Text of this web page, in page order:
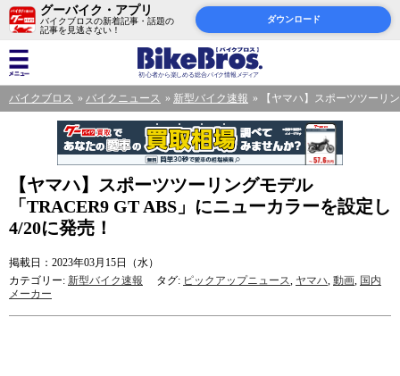
グーバイク・アプリ
バイクブロスの新着記事・話題の
記事を見逃さない！
ダウンロード
バイクブロス バイクニュース 新型バイク速報 【ヤマハ】スポーツツーリ
【ヤマハ】スポーツツーリングモデル
「TRACER9 GT ABS」にニューカラーを設定し
4/20に発売！
掲載日：2023年03月15日（水）
カテゴリー: 新型バイク速報 タグ: ピックアップニュース, ヤマハ, 動画, 国内
メーカー